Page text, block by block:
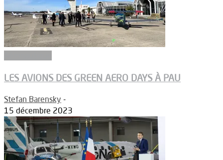
LES AVIONS DES GREEN AERO DAYS À PAU
Stefan Barensky -
15 décembre 2023